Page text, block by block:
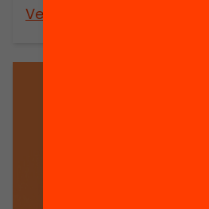
Veure’n més